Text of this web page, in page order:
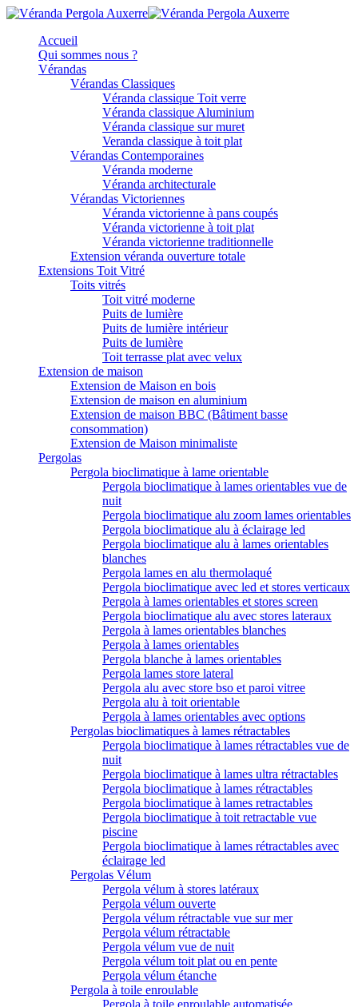
Accueil
Qui sommes nous ?
Vérandas
Vérandas Classiques
Véranda classique Toit verre
Véranda classique Aluminium
Véranda classique sur muret
Veranda classique à toit plat
Vérandas Contemporaines
Véranda moderne
Véranda architecturale
Vérandas Victoriennes
Véranda victorienne à pans coupés
Véranda victorienne à toit plat
Véranda victorienne traditionnelle
Extension véranda ouverture totale
Extensions Toit Vitré
Toits vitrés
Toit vitré moderne
Puits de lumière
Puits de lumière intérieur
Puits de lumière
Toit terrasse plat avec velux
Extension de maison
Extension de Maison en bois
Extension de maison en aluminium
Extension de maison BBC (Bâtiment basse
consommation)
Extension de Maison minimaliste
Pergolas
Pergola bioclimatique à lame orientable
Pergola bioclimatique à lames orientables vue de
nuit
Pergola bioclimatique alu zoom lames orientables
Pergola bioclimatique alu à éclairage led
Pergola bioclimatique alu à lames orientables
blanches
Pergola lames en alu thermolaqué
Pergola bioclimatique avec led et stores verticaux
Pergola à lames orientables et stores screen
Pergola bioclimatique alu avec stores lateraux
Pergola à lames orientables blanches
Pergola à lames orientables
Pergola blanche à lames orientables
Pergola lames store lateral
Pergola alu avec store bso et paroi vitree
Pergola alu à toit orientable
Pergola à lames orientables avec options
Pergolas bioclimatiques à lames rétractables
Pergola bioclimatique à lames rétractables vue de
nuit
Pergola bioclimatique à lames ultra rétractables
Pergola bioclimatique à lames rétractables
Pergola bioclimatique à lames retractables
Pergola bioclimatique à toit retractable vue
piscine
Pergola bioclimatique à lames rétractables avec
éclairage led
Pergolas Vélum
Pergola vélum à stores latéraux
Pergola vélum ouverte
Pergola vélum rétractable vue sur mer
Pergola vélum rétractable
Pergola vélum vue de nuit
Pergola vélum toit plat ou en pente
Pergola vélum étanche
Pergola à toile enroulable
Pergola à toile enroulable automatisée